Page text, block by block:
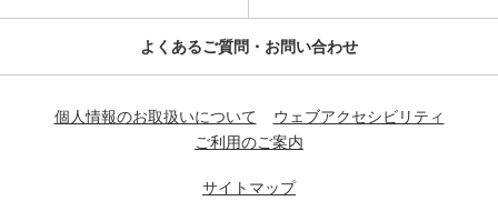
よくあるご質問・お問い合わせ
個人情報のお取扱いについて
ウェブアクセシビリティ
ご利用のご案内
サイトマップ